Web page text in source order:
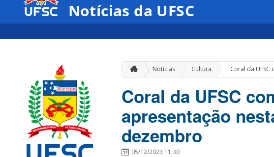
Notícias da UFSC
Notícias Cultura » Coral da
Coral da UFSC
apresentação
dezembro
05/12/2023 11:30